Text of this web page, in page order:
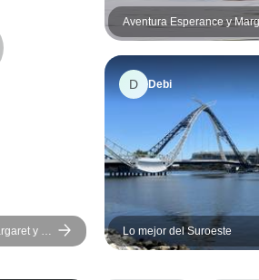
y la
Aventura Esperance y
River - 6 días
D Debi
Lo mejor del Suroeste